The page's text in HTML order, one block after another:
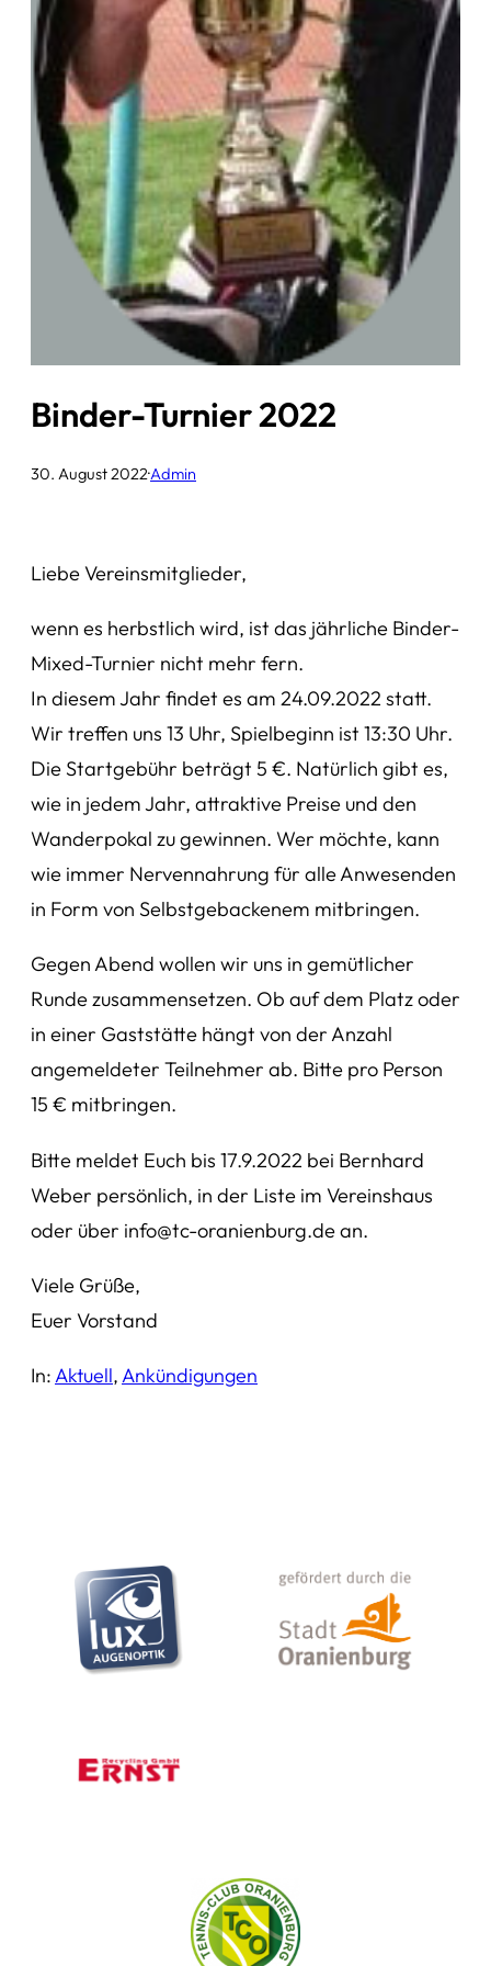
Binder-Turnier 2022
30. August 2022·Admin
Liebe Vereinsmitglieder,
wenn es herbstlich wird, ist das jährliche Binder-
Mixed-Turnier nicht mehr fern.
In diesem Jahr findet es am 24.09.2022 statt.
Wir treffen uns 13 Uhr, Spielbeginn ist 13:30 Uhr.
Die Startgebühr beträgt 5 €. Natürlich gibt es,
wie in jedem Jahr, attraktive Preise und den
Wanderpokal zu gewinnen. Wer möchte, kann
wie immer Nervennahrung für alle Anwesenden
in Form von Selbstgebackenem mitbringen.
Gegen Abend wollen wir uns in gemütlicher
Runde zusammensetzen. Ob auf dem Platz oder
in einer Gaststätte hängt von der Anzahl
angemeldeter Teilnehmer ab. Bitte pro Person
15 € mitbringen.
Bitte meldet Euch bis 17.9.2022 bei Bernhard
Weber persönlich, in der Liste im Vereinshaus
oder über info@tc-oranienburg.de an.
Viele Grüße,
Euer Vorstand
In:Aktuell, Ankündigungen